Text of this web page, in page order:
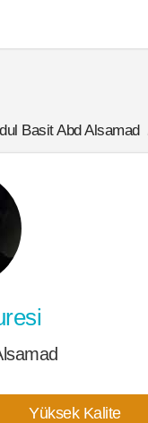
Basit Abd Alsamad
Yüksek Kalite